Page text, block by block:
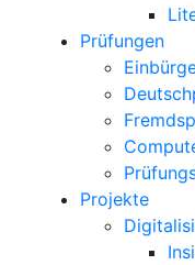
Prüfungen
Projekte